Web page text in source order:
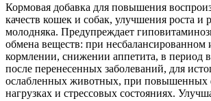
Кормовая добавка для повышения
качеств кошек и собак, улучшения роста и
молодняка. Предупреждает
обмена веществ: при несбалансированном
кормлении, снижении аппетита, в период
после перенесенных заболеваний, для
ослабленных животных, при повышенных
нагрузках и стрессовых состояниях.